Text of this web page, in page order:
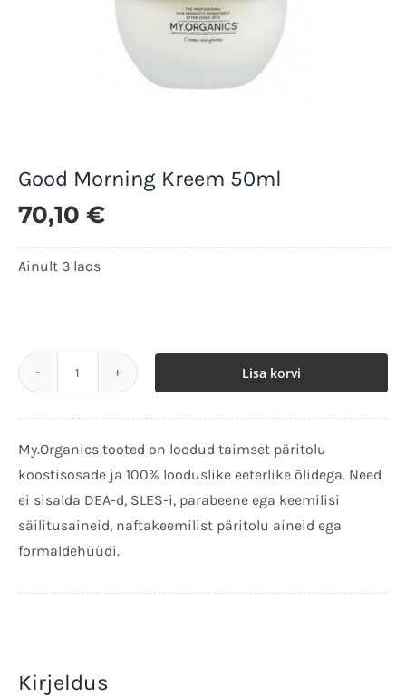
Good Morning Kreem 50ml
70,10 €
Ainult 3 laos
50ml
kogus
Lisa korvi
My.Organics tooted on loodud taimset päritolu
koostisosade ja 100% looduslike eeterlike õlidega. Need
ei sisalda DEA-d, SLES-i, parabeene ega keemilisi
säilitusaineid, naftakeemilist päritolu aineid ega
formaldehüüdi.
Kirjeldus